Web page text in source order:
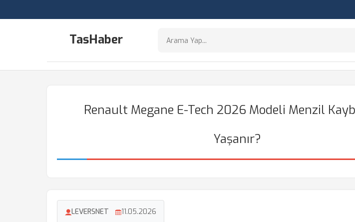
TasHaber
Renault Megane E-Tech 2026 Modeli Menzil
Yaşanır?
LEVERSNET 11.05.2026